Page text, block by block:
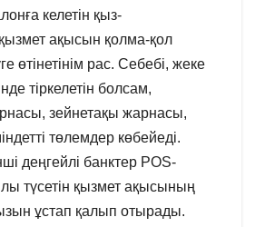
келетін қыз-
ақысын қолма-қол
өтінетінім рас. Себебі, жеке
тіркелетін болсам,
зейнетақы жарнасы,
төлемдер көбейеді.
деңгейлі банктер POS-
түсетін қызмет ақысының
ұстап қалып отырады.